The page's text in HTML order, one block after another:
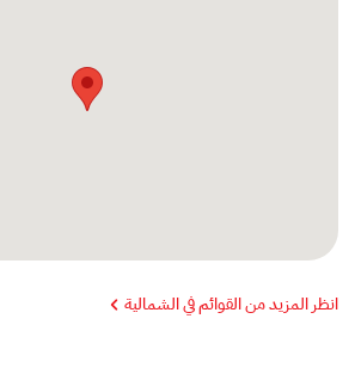
انظر المزيد من القوائم في الشمالية